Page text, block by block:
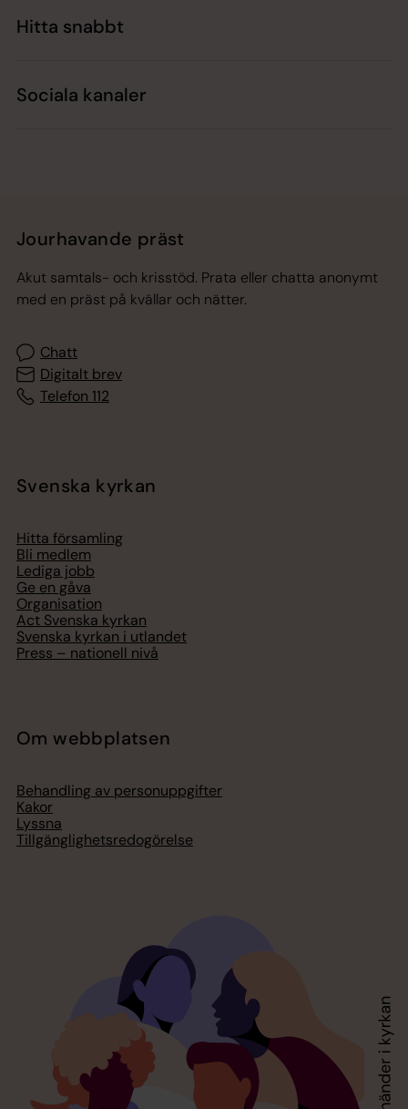
Hitta snabbt
Sociala kanaler
Jourhavande präst
Akut samtals- och krisstöd. Prata eller chatta anonymt
med en präst på kvällar och nätter.
Chatt
Digitalt brev
Telefon 112
Svenska kyrkan
Hitta församling
Bli medlem
Lediga jobb
Ge en gåva
Organisation
Act Svenska kyrkan
Svenska kyrkan i utlandet
Press – nationell nivå
Om webbplatsen
Behandling av personuppgifter
Kakor
Lyssna
Tillgänglighetsredogörelse